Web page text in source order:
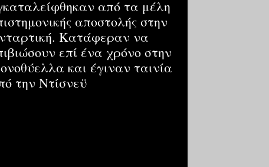
από τα μέλη
αποστολής στην
Κατάφεραν να
επί ένα χρόνο στην
και έγιναν ταινία
την Ντίσνεϋ